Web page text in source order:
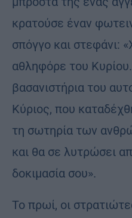
κρατούσε έναν
σπόγγο και στεφάνι:
αθληφόρε του
βασανιστήρια του
Κύριος, που
τη σωτηρία των
και θα σε λυτρώσει
δοκιμασία σου».
Το πρωί, οι